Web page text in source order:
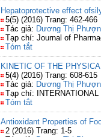
Hepatoprotective effect
5(5) (2016) Trang: 462-466
Tác giả: Dương Thị
Tạp chí: Journal of
Tóm tắt
KINETIC OF THE
5(4) (2016) Trang: 608-615
Tác giả: Dương Thị
Tạp chí:
Tóm tắt
Antioxidant Properties of
2 (2016) Trang: 1-5